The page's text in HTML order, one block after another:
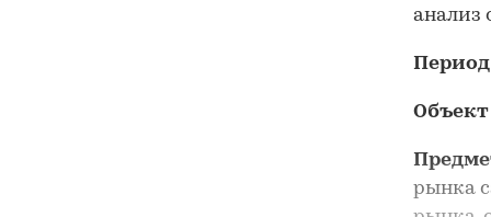
анализ
Объект
рынка